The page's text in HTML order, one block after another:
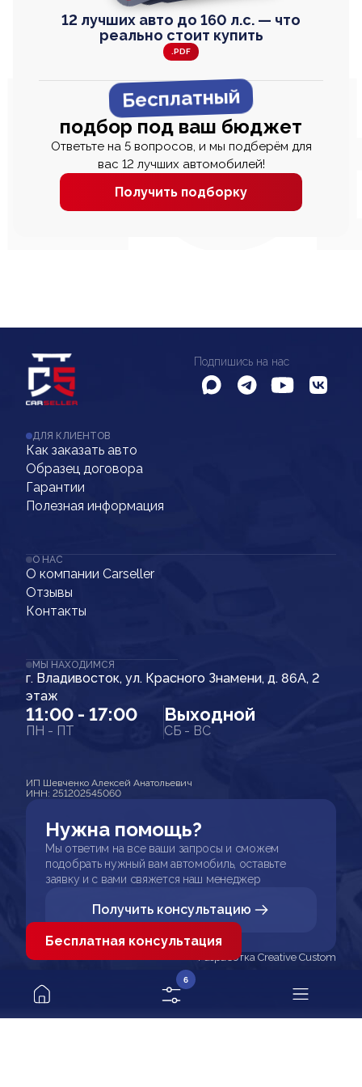
12 лучших авто до 160 л.с. — что
реально стоит купить
.PDF
Бесплатный
подбор под ваш бюджет
Ответьте на 5 вопросов, и мы подберём для
вас 12 лучших автомобилей!
Получить подборку
Подпишись на нас
ДЛЯ КЛИЕНТОВ
Как заказать авто
Образец договора
Гарантии
Полезная информация
О НАС
О компании Carseller
Отзывы
Контакты
МЫ НАХОДИМСЯ
г. Владивосток, ул. Красного Знамени, д. 86А, 2
этаж
11:00 - 17:00
ПН - ПТ
Выходной
СБ - ВС
ИП Шевченко Алексей Анатольевич
ИНН: 251202545060
Нужна помощь?
Мы ответим на все ваши запросы и сможем
подобрать нужный вам автомобиль, оставьте
заявку и с вами свяжется наш менеджер
Получить консультацию
Разработка Creative Custom
6
Бесплатная консультация